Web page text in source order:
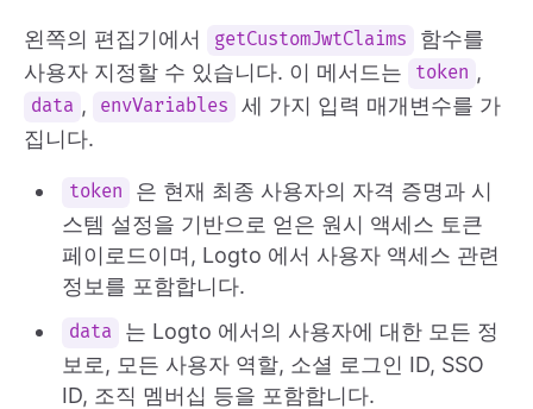
왼쪽의 편집기에서 getCustomJwtClaims
함수를
사용자 지정할 수 있습니다. 이 메서드는
token ,
data , envVariables
세 가지 입력 매개변수를 가
집니다.
token
은 현재 최종 사용자의 자격 증명과 시
스템 설정을 기반으로 얻은 원시 액세스 토큰
페이로드이며, Logto 에서 사용자 액세스 관련
정보를 포함합니다.
data
는 Logto 에서의 사용자에 대한 모든 정
보로, 모든 사용자 역할, 소셜 로그인 ID, SSO
ID, 조직 멤버십 등을 포함합니다.